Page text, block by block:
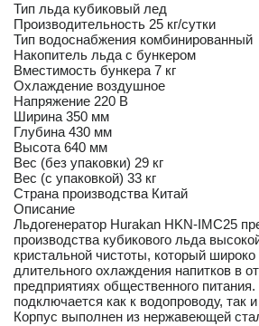
Тип льда кубиковый лед
Производительность 25 кг/сутки
Тип водоснабжения комбинированный
Накопитель льда с бункером
Вместимость бункера 7 кг
Охлаждение воздушное
Напряжение 220 В
Ширина 350 мм
Глубина 430 мм
Высота 640 мм
Вес (без упаковки) 29 кг
Вес (с упаковкой) 33 кг
Страна производства Китай
Описание
Льдогенератор Hurakan HKN-IMC25
производства кубикового льда
кристальной чистоты, который
длительного охлаждения напитков в
предприятиях общественного
подключается как к водопроводу, так
Корпус выполнен из нержавеющей